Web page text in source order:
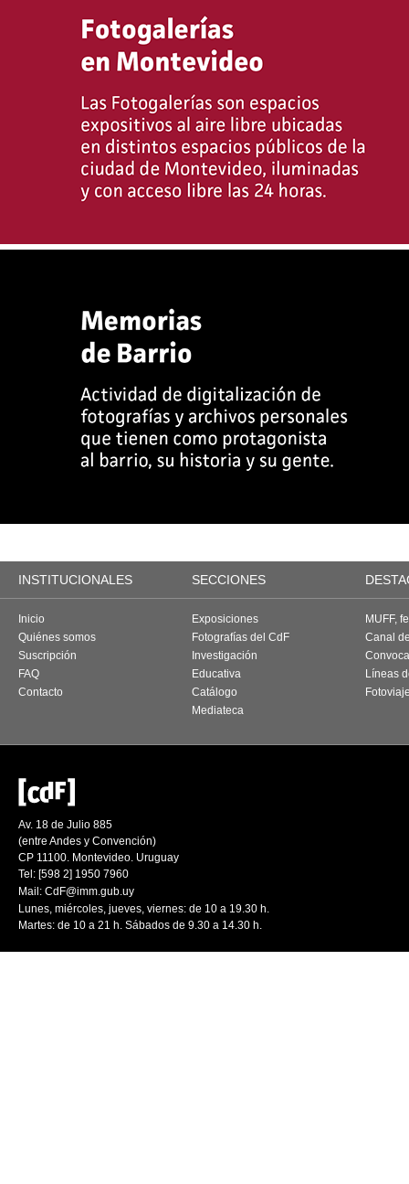
INSTITUCIONALES SECCIONES
Inicio
Quiénes somos
Suscripción
FAQ
Contacto
Exposiciones
Fotografías del CdF
Investigación
Educativa
Catálogo
Mediateca
MUFF,
Canal
Líneas
Av. 18 de Julio 885
(entre Andes y Convención)
CP 11100. Montevideo. Uruguay
Tel: [598 2] 1950 7960
Mail: CdF@imm.gub.uy
Lunes, miércoles, jueves, viernes: de 10 a 19.30 h.
Martes: de 10 a 21 h. Sábados de 9.30 a 14.30 h.